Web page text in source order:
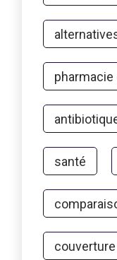
pharmacie
santé